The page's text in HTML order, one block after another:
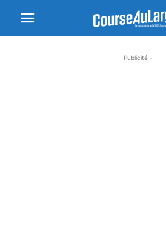
- Publicité -